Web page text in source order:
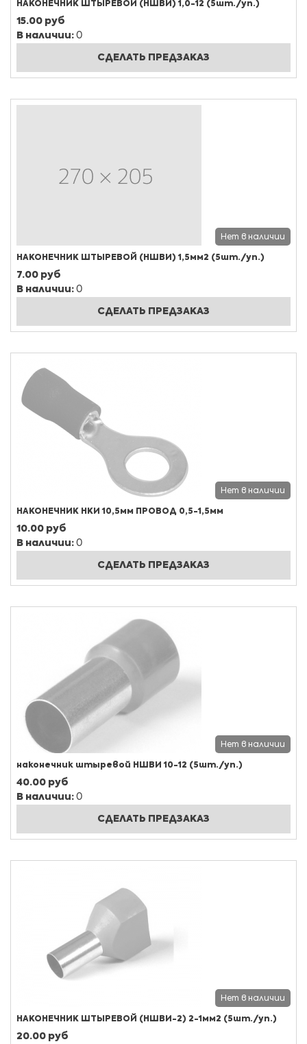
НАКОНЕЧНИК ШТЫРЕВОЙ (НШВИ) 1,0-12 (5шт./уп.)
15.00 руб
В наличии: 0
СДЕЛАТЬ ПРЕДЗАКАЗ
Нет в наличии
НАКОНЕЧНИК ШТЫРЕВОЙ (НШВИ) 1,5мм2 (5шт./уп.)
7.00 руб
В наличии: 0
СДЕЛАТЬ ПРЕДЗАКАЗ
Нет в наличии
НАКОНЕЧНИК НКИ 10,5мм ПРОВОД 0,5-1,5мм
10.00 руб
В наличии: 0
СДЕЛАТЬ ПРЕДЗАКАЗ
Нет в наличии
наконечник штыревой НШВИ 10-12 (5шт./уп.)
40.00 руб
В наличии: 0
СДЕЛАТЬ ПРЕДЗАКАЗ
Нет в наличии
НАКОНЕЧНИК ШТЫРЕВОЙ (НШВИ-2) 2-1мм2 (5шт./уп.)
20.00 руб